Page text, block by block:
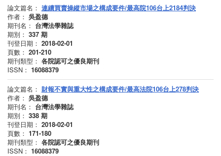
論文篇名： 連續買賣操縱市場之構成要件/最高院106台上2184判決
作者： 吳盈德
期刊名： 台灣法學雜誌
期別： 337 期
刊登日期： 2018-02-01
頁數： 201-210
期刊類型： 各院認可之優良期刊
ISSN： 16088379
論文篇名： 財報不實與重大性之構成要件/最高法院106台上278判決
作者： 吳盈德
期刊名： 台灣法學雜誌
期別： 338 期
刊登日期： 2018-02-01
頁數： 171-180
期刊類型： 各院認可之優良期刊
ISSN： 16088379